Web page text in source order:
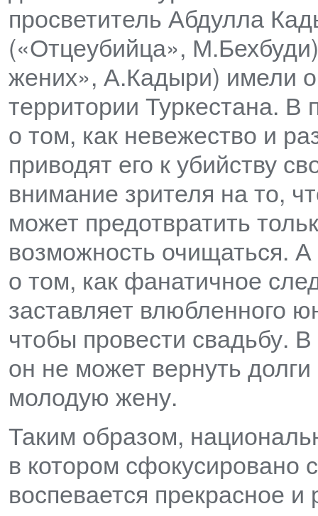
просветитель Абдулла
(«Отцеубийца»,
жених», А.Кадыри) имели
территории Туркестана. В
о том, как невежество и
приводят его к убийству
внимание зрителя на то,
может предотвратить
возможность очищаться. А
о том, как фанатичное
заставляет влюбленного
чтобы провести свадьбу.
он не может вернуть
молодую жену.
Таким образом,
в котором сфокусировано
воспевается прекрасное